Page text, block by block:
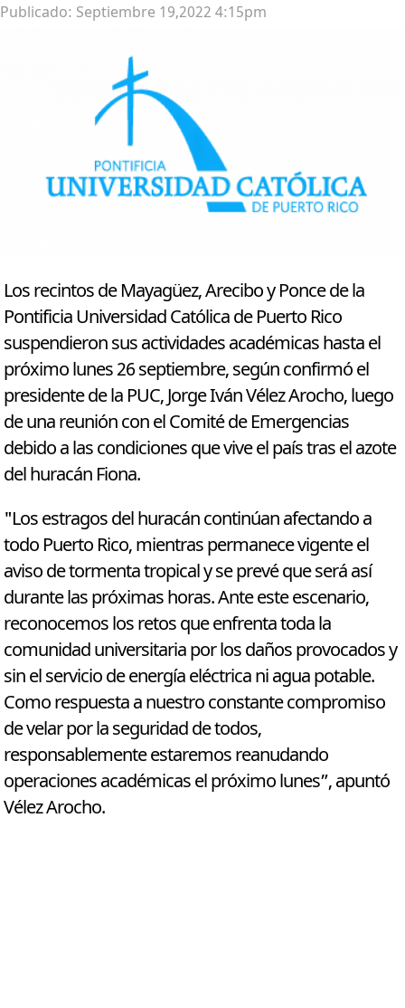
Publicado: Septiembre 19,2022 4:15pm
Los recintos de Mayagüez, Arecibo y Ponce de la
Pontificia Universidad Católica de Puerto Rico
suspendieron sus actividades académicas hasta el
próximo lunes 26 septiembre, según confirmó el
presidente de la PUC, Jorge Iván Vélez Arocho, luego
de una reunión con el Comité de Emergencias
debido a las condiciones que vive el país tras el azote
del huracán Fiona.
"Los estragos del huracán continúan afectando a
todo Puerto Rico, mientras permanece vigente el
aviso de tormenta tropical y se prevé que será así
durante las próximas horas. Ante este escenario,
reconocemos los retos que enfrenta toda la
comunidad universitaria por los daños provocados y
sin el servicio de energía eléctrica ni agua potable.
Como respuesta a nuestro constante compromiso
de velar por la seguridad de todos,
responsablemente estaremos reanudando
operaciones académicas el próximo lunes”, apuntó
Vélez Arocho.